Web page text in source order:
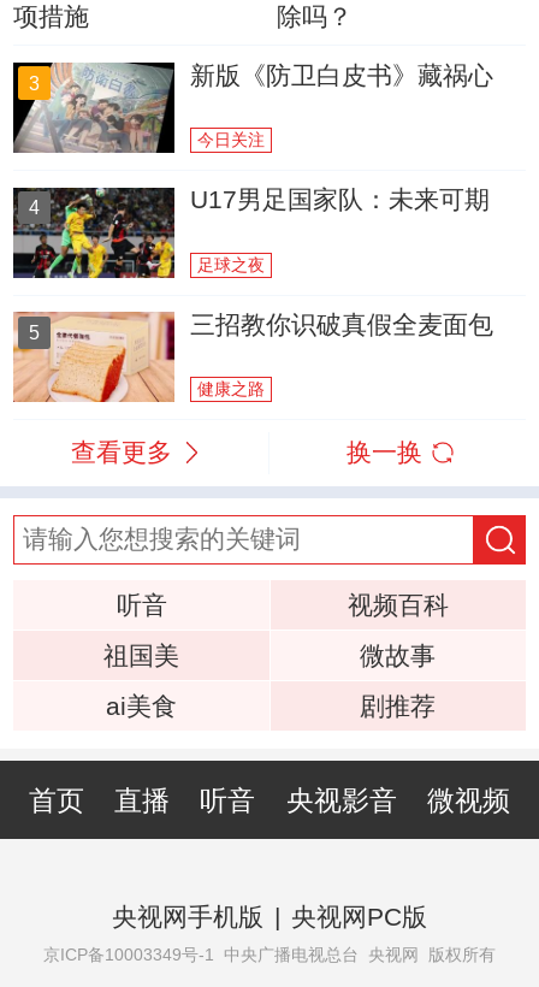
项措施
除吗？
3 新版《防卫白皮书》藏祸心
今日关注
4 U17男足国家队：未来可期
足球之夜
5 三招教你识破真假全麦面包
健康之路
查看更多 换一换
听音
视频百科
祖国美
微故事
ai美食
剧推荐
首页 直播 听音 央视影音 微视频
央视网手机版 | 央视网PC版
京ICP备10003349号-1 中央广播电视总台 央视网 版权所有